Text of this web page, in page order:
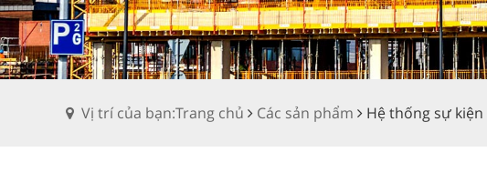
Vị trí của bạn:Trang chủ Các sản phẩm Hệ thống sự kiện